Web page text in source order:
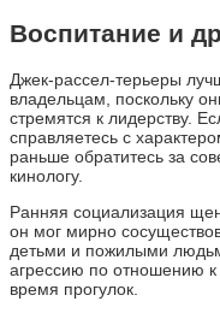
Воспитание и
Джек-рассел-терьеры
владельцам, поскольку
стремятся к лидерству.
справляетесь с
раньше обратитесь за
кинологу.
Ранняя социализация
он мог мирно
детьми и пожилыми
агрессию по отношению
время прогулок.